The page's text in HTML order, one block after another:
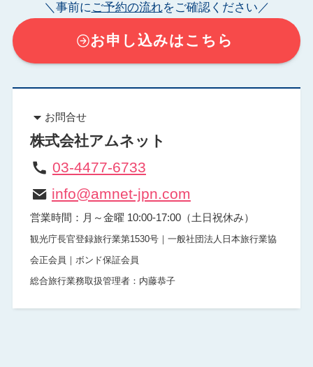
＼事前にご予約の流れをご確認ください／
お申し込みはこちら
お問合せ
株式会社アムネット
03-4477-6733
info@amnet-jpn.com
営業時間：月～金曜 10:00-17:00（土日祝休み）
​観光庁長官登録旅行業第1530号｜一般社団法人日本旅行業協
会正会員｜ボンド保証会員
総合旅行業務取扱管理者：内藤恭子